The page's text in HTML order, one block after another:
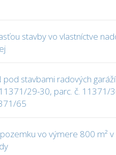
stavby vo vlastníctve
stavbami radových
29-30, parc. č.
65
vo výmere 800 m²